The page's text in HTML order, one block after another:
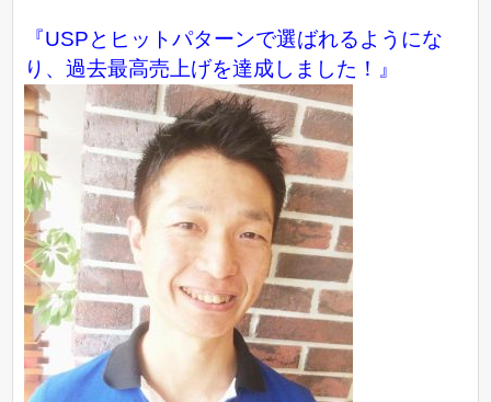
『USPとヒットパターンで選ばれるようにな
り、過去最高売上げを達成しました！』